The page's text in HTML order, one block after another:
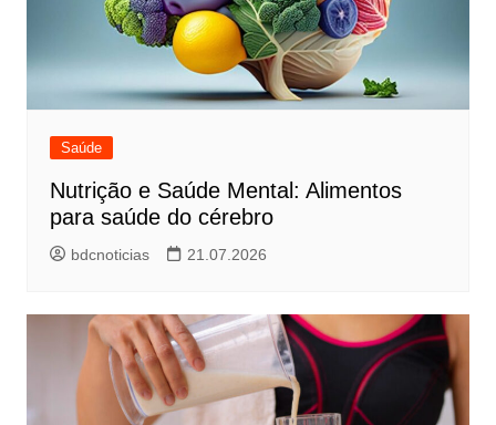
Saúde
Nutrição e Saúde Mental: Alimentos
para saúde do cérebro
bdcnoticias 21.07.2026